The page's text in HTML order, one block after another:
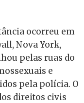
ocorreu em
Nova York,
pelas ruas do
e
pela polícia. O
direitos civis